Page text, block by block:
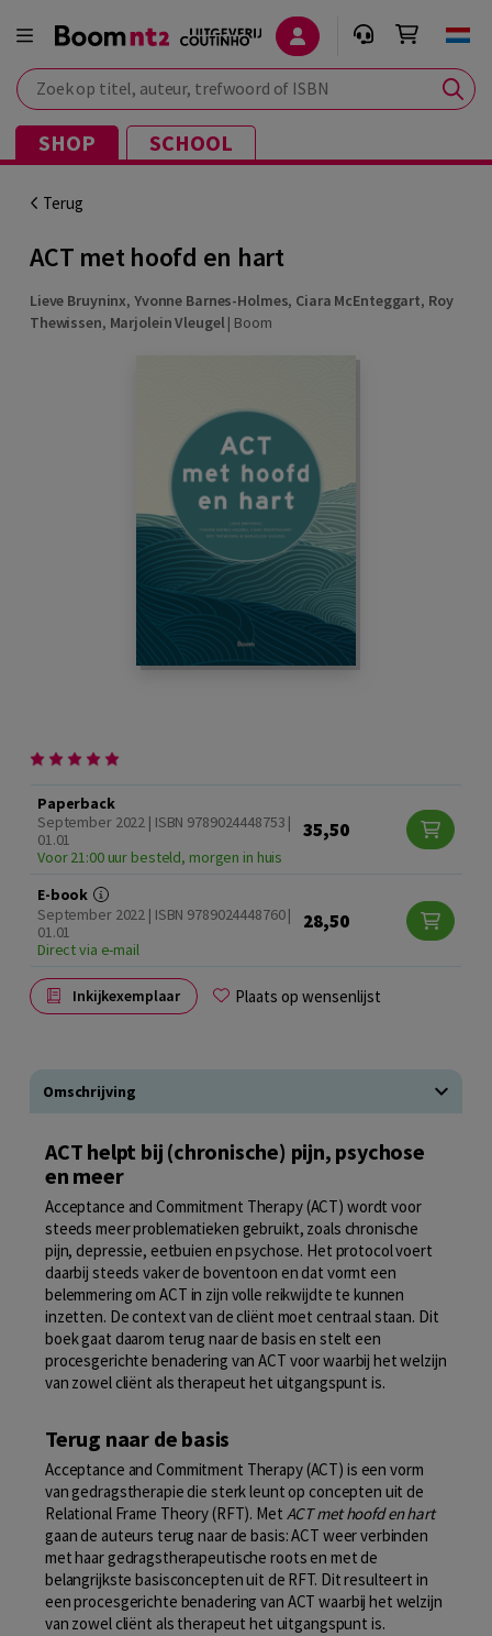
Zoek op titel, auteur, trefwoord of ISBN
SHOP SCHOOL
Terug
ACT met hoofd en hart
Lieve Bruyninx, Yvonne Barnes-Holmes, Ciara McEnteggart, Roy
Thewissen, Marjolein Vleugel| Boom
Paperback
September 2022 | ISBN 9789024448753 |
01.01
Voor 21:00 uur besteld, morgen in huis
35,50
E-book
September 2022 | ISBN 9789024448760 |
01.01
Direct via e-mail
28,50
Inkijkexemplaar Plaats op wensenlijst
Omschrijving
ACT helpt bij (chronische) pijn, psychose
en meer
Acceptance and Commitment Therapy (ACT) wordt voor
steeds meer problema­tieken gebruikt, zoals chronische
pijn, depressie, eetbuien en psychose. Het protocol voert
daarbij steeds vaker de boventoon en dat vormt een
belemmering om ACT in zijn volle reikwijdte te kunnen
inzetten. De context van de cliënt moet centraal staan. Dit
boek gaat daarom terug naar de basis en stelt een
procesgerichte benadering van ACT voor waarbij het welzijn
van zowel cliënt als therapeut het uitgangspunt is.
Terug naar de basis
Acceptance and Commitment Therapy (ACT) is een vorm
van gedragstherapie die sterk leunt op concepten uit de
Relational Frame Theory (RFT). Met ACT met hoofd en hart
gaan de auteurs terug naar de basis: ACT weer verbinden
met haar gedragstherapeutische roots en met de
belangrijkste basisconcepten uit de RFT. Dit resulteert in
een procesgerichte benadering van ACT waarbij het welzijn
van zowel cliënt als therapeut het uitgangspunt is.